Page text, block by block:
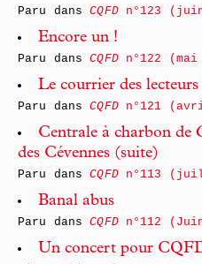
Paru dansCQFDn°123
Encore un !
Paru dansCQFDn°122 (mai
Le courrier des lecteurs
Paru dansCQFDn°121
Centrale à charbon de
des Cévennes (suite)
Paru dansCQFDn°113
Banal abus
Paru dansCQFDn°112
Un concert pour